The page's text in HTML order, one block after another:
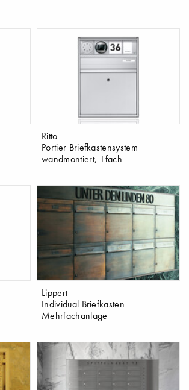
Ritto
Portier Briefkastensystem
wandmontiert, 1fach
Lippert
Individual Briefkasten
Mehrfachanlage